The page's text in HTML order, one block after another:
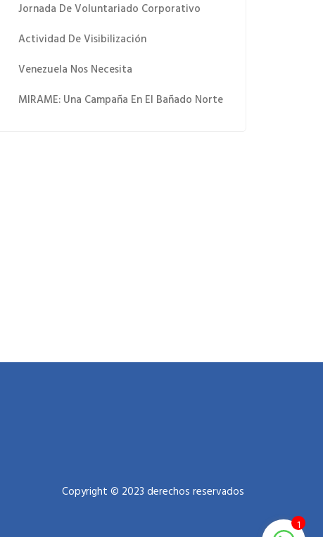
Jornada De Voluntariado Corporativo
Actividad De Visibilización
Venezuela Nos Necesita
MIRAME: Una Campaña En El Bañado Norte
Copyright © 2023 derechos reservados
1